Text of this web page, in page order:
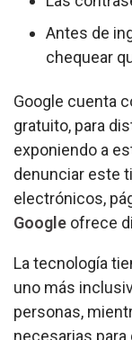
Antes de
chequear
Google cuenta
gratuito, para
exponiendo a
denunciar este
electrónicos,
Google ofrece
La tecnología
uno más
personas,
necesarias